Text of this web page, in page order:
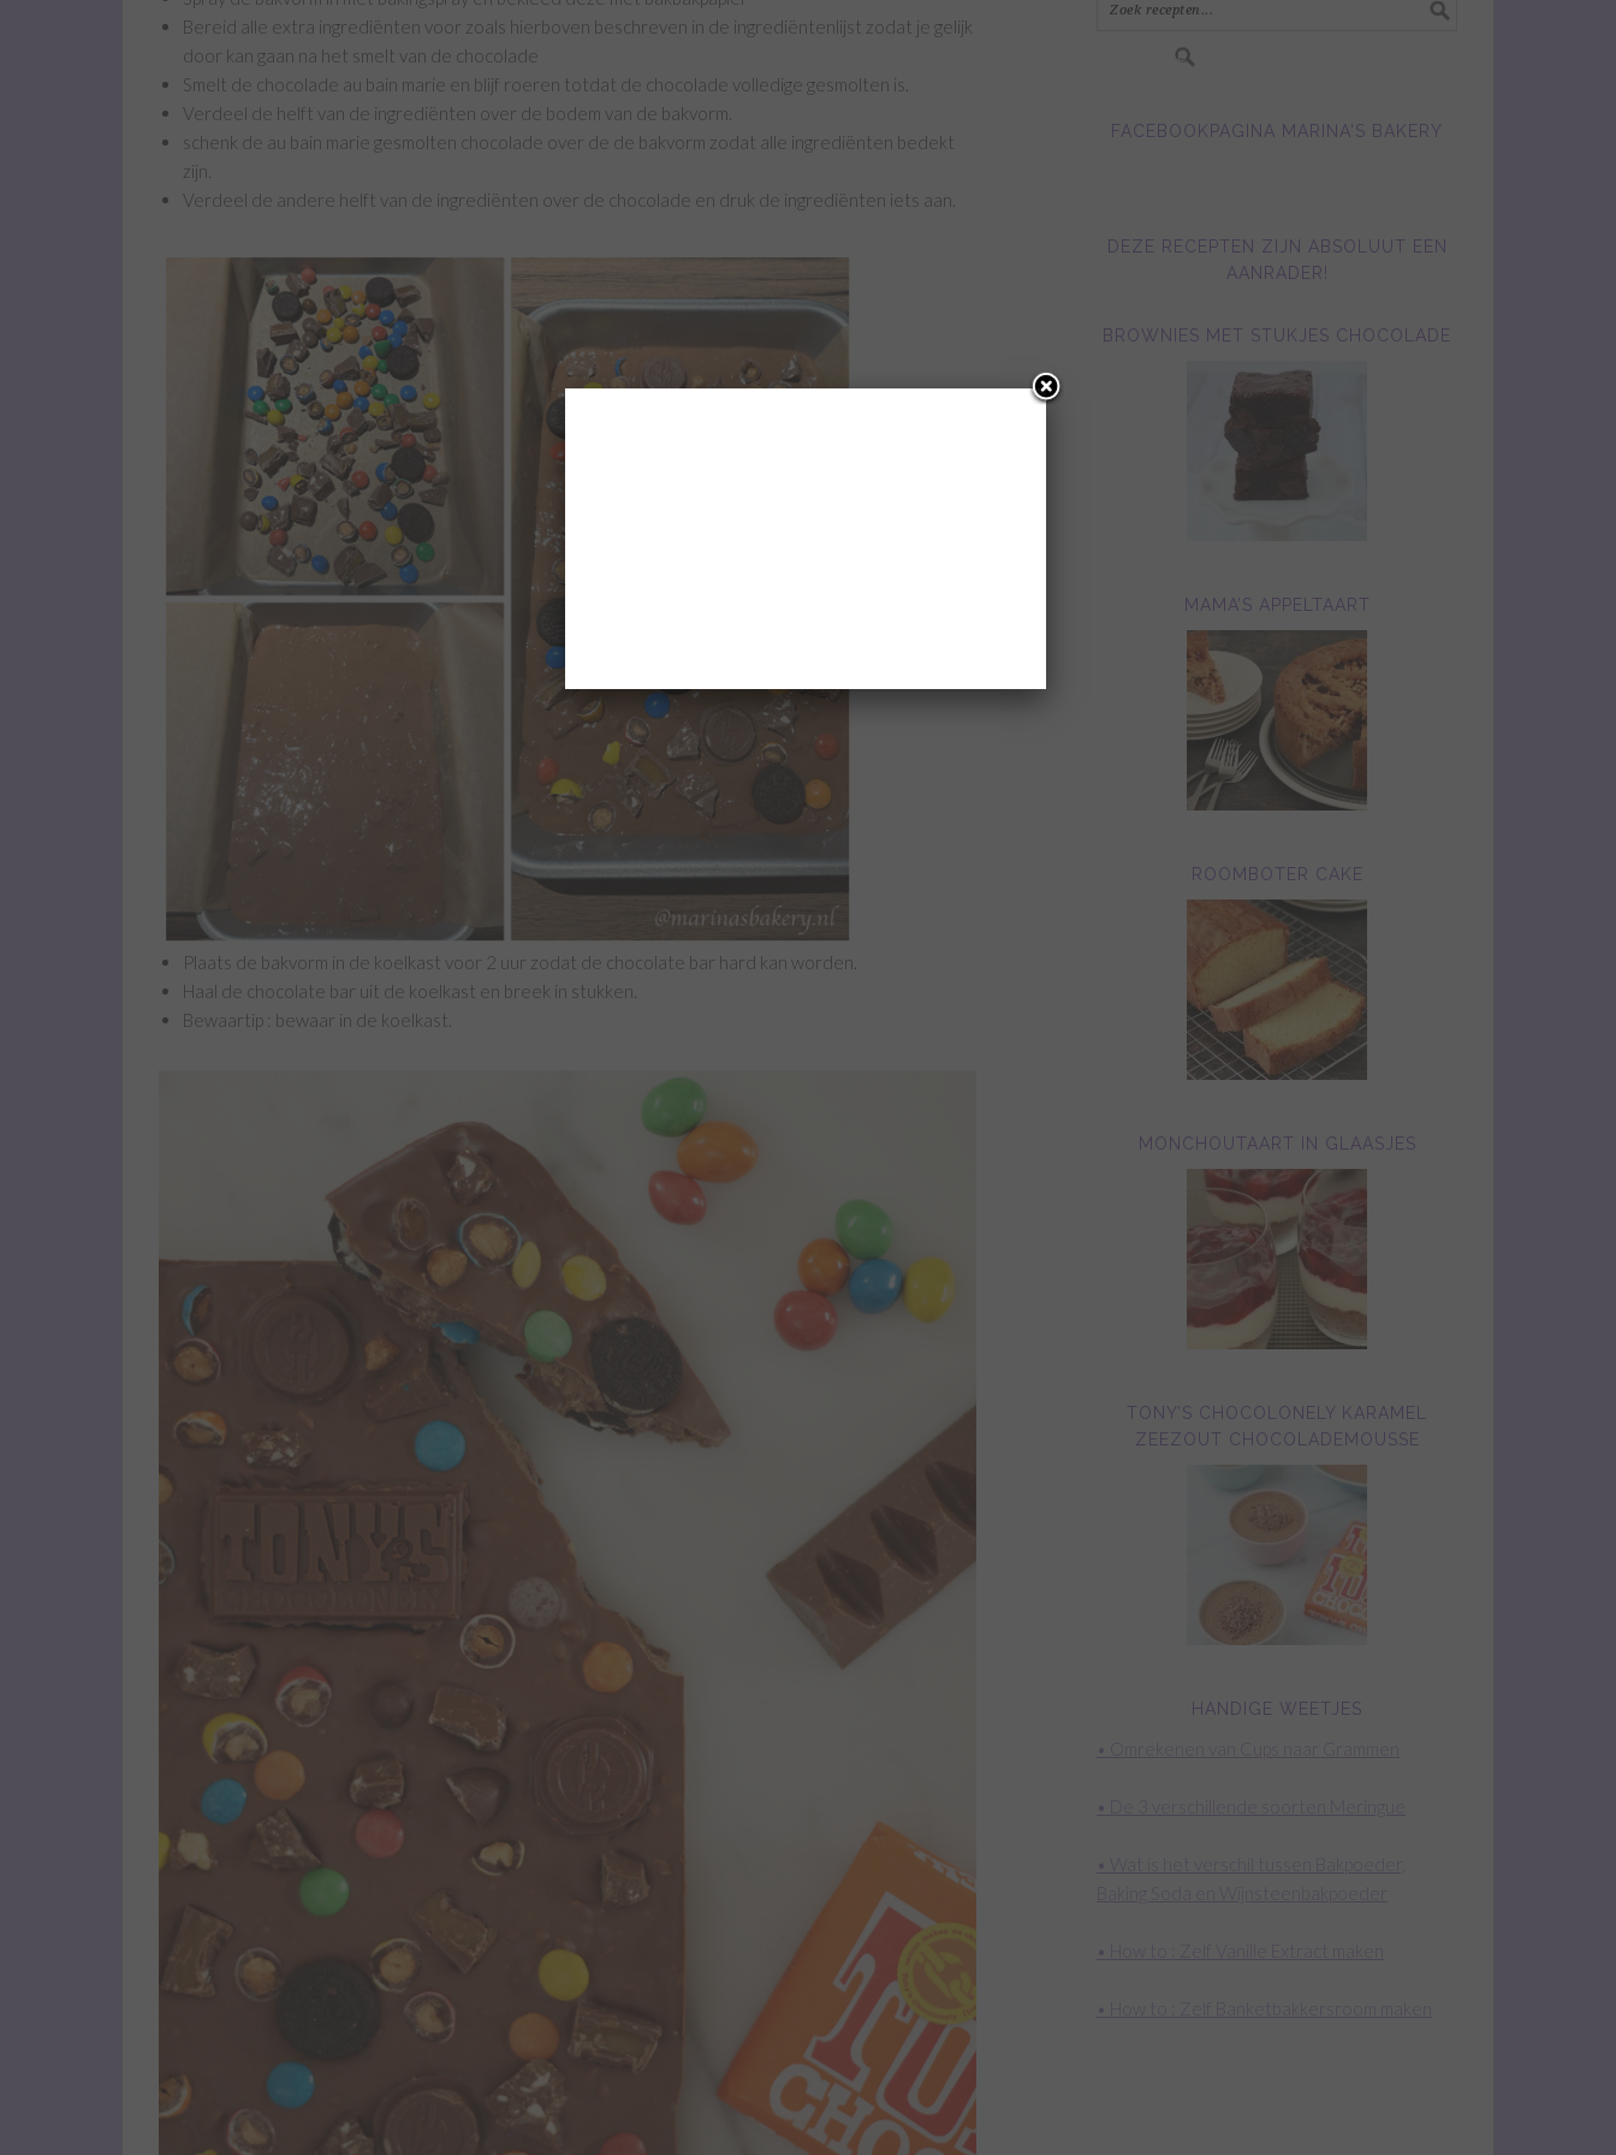
Bereid alle extra ingrediënten voor zoals hierboven beschreven in de ingrediëntenlijst zodat je gelijk
door kan gaan na het smelt van de chocolade
Smelt de chocolade au bain marie en blijf roeren totdat de chocolade volledige gesmolten is.
Verdeel de helft van de ingrediënten over de bodem van de bakvorm.
schenk de au bain marie gesmolten chocolade over de de bakvorm zodat alle ingrediënten bedekt
zijn.
Verdeel de andere helft van de ingrediënten over de chocolade en druk de ingrediënten iets aan.
Plaats de bakvorm in de koelkast voor 2 uur zodat de chocolate bar hard kan worden.
Haal de chocolate bar uit de koelkast en breek in stukken.
Bewaartip : bewaar in de koelkast.
FACEBOOKPAGINA MARINA'S BAKERY
DEZE RECEPTEN ZIJN ABSOLUUT EEN
AANRADER!
BROWNIES MET STUKJES CHOCOLADE
MAMA’S APPELTAART
ROOMBOTER CAKE
MONCHOUTAART IN GLAASJES
TONY’S CHOCOLONELY KARAMEL
ZEEZOUT CHOCOLADEMOUSSE
HANDIGE WEETJES
• Omrekenen van Cups naar Grammen
• De 3 verschillende soorten Meringue
• Wat is het verschil tussen Bakpoeder,
Baking Soda en Wijnsteenbakpoeder
• How to : Zelf Vanille Extract maken
• How to : Zelf Banketbakkersroom maken